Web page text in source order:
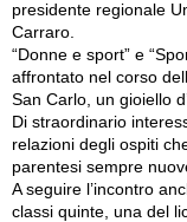
presidente regionale
Carraro.
“Donne e sport” e
affrontato nel corso
San Carlo, un gioiello
Di straordinario
relazioni degli ospiti
parentesi sempre
A seguire l’incontro
classi quinte, una del